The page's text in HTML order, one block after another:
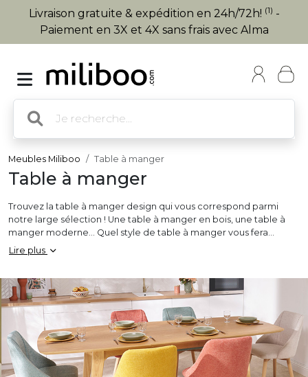
Livraison gratuite & expédition en 24h/72h! (1) -
Paiement en 3X et 4X sans frais avec Alma
Meubles Miliboo Table à manger
Table à manger
Trouvez la table à manger design qui vous correspond parmi
notre large sélection ! Une table à manger en bois, une table à
manger moderne… Quel style de table à manger vous fera
craquer ? En version
jusqu’à 12 personnes ou en version
la table à manger ronde, carrée ou rectangulaire idéale pour
recevoir comme il se doit !
Lire plus